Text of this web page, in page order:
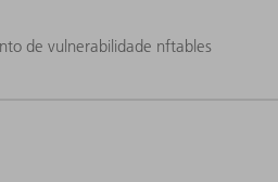
de vulnerabilidade nftables